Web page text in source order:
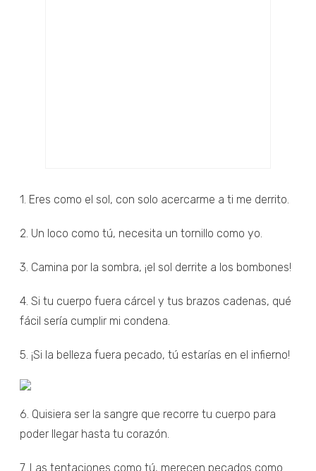
1. Eres como el sol, con solo acercarme a ti me derrito.
2. Un loco como tú, necesita un tornillo como yo.
3. Camina por la sombra, ¡el sol derrite a los bombones!
4. Si tu cuerpo fuera cárcel y tus brazos cadenas, qué
fácil sería cumplir mi condena.
5. ¡Si la belleza fuera pecado, tú estarías en el infierno!
6. Quisiera ser la sangre que recorre tu cuerpo para
poder llegar hasta tu corazón.
7. Las tentaciones como tú, merecen pecados como